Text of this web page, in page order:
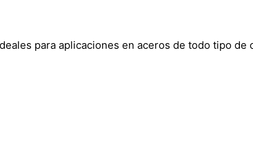
para aplicaciones en aceros de todo tipo de